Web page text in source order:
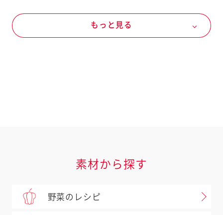
玉ねぎ
もっと見る
素材から探す
野菜のレシピ